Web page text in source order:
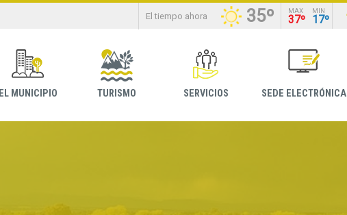
El tiempo ahora 35º MAX
37º
MIN
17º
EL MUNICIPIO TURISMO SERVICIOS SEDE ELECTRÓNICA